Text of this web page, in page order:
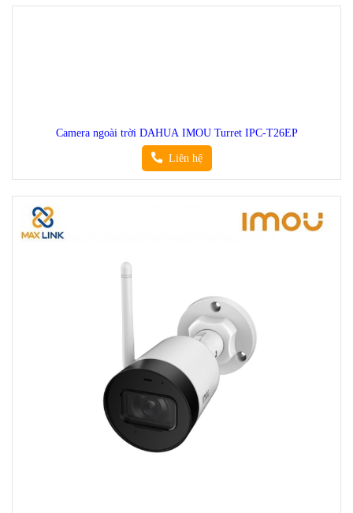
Camera ngoài trời DAHUA IMOU Turret IPC-T26EP
Liên hệ